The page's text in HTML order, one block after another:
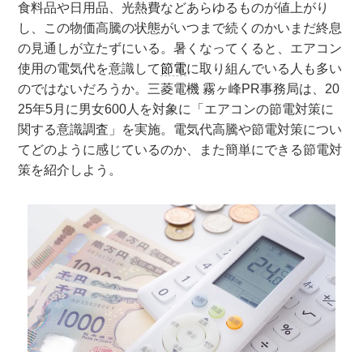
食料品や日用品、光熱費などあらゆるものが値上がり
し、この物価高騰の状態がいつまで続くのかいまだ終息
の見通しが立たずにいる。暑くなってくると、エアコン
使用の電気代を意識して節電に取り組んでいる人も多い
のではないだろうか。三菱電機 霧ヶ峰PR事務局は、20
25年5月に男女600人を対象に「エアコンの節電対策に
関する意識調査」を実施。電気代高騰や節電対策につい
てどのように感じているのか、また簡単にできる節電対
策を紹介しよう。